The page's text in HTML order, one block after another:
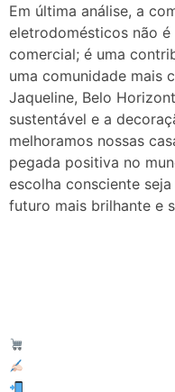
Em última análise, a
eletrodomésticos não é
comercial; é uma
uma comunidade mais
Jaqueline, Belo
sustentável e a
melhoramos nossas
pegada positiva no
escolha consciente
futuro mais brilhante e